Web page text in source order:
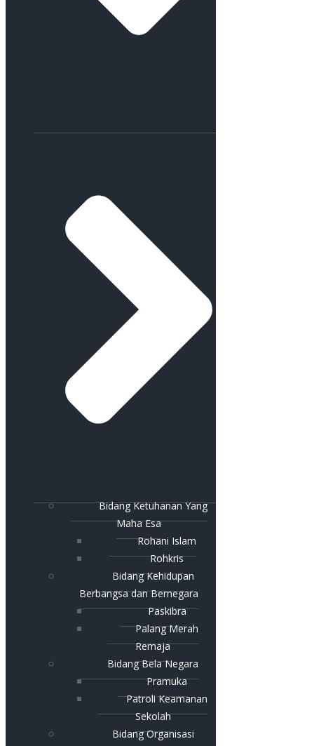
Bidang Ketuhanan Yang
Maha Esa
Rohani Islam
Rohkris
Bidang Kehidupan
Berbangsa dan Bernegara
Paskibra
Palang Merah
Remaja
Bidang Bela Negara
Pramuka
Patroli Keamanan
Sekolah
Bidang Organisasi